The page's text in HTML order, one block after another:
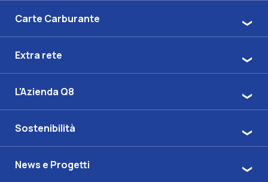
Carte Carburante
Extra rete
L'Azienda Q8
Sostenibilità
News e Progetti